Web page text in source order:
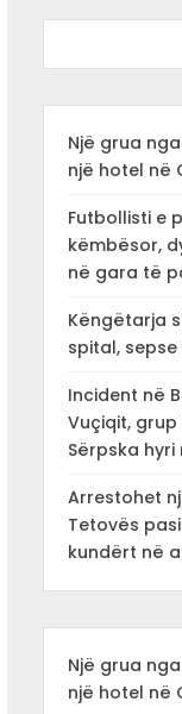
Një grua
një hotel në
Futbollisti e
këmbësor,
në gara të
Këngëtarja
spital,
Incident në
Vuçiqit,
Sërpska hyri
Arrestohet
Tetovës
kundërt në
Një grua
një hotel në